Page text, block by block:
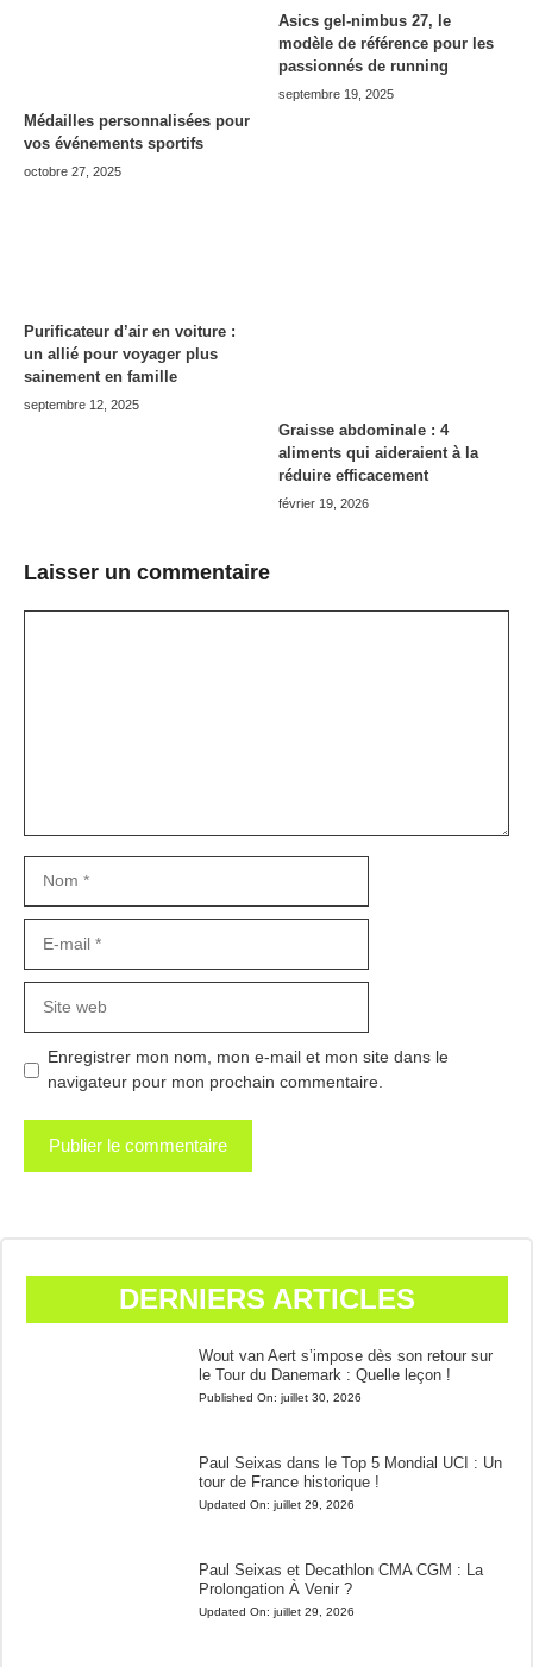
Médailles personnalisées pour
vos événements sportifs
octobre 27, 2025
Asics gel-nimbus 27, le
modèle de référence pour les
passionnés de running
septembre 19, 2025
Purificateur d’air en voiture :
un allié pour voyager plus
sainement en famille
septembre 12, 2025
Graisse abdominale : 4
aliments qui aideraient à la
réduire efficacement
février 19, 2026
Laisser un commentaire
mail
web
Enregistrer mon nom, mon e-mail et mon site dans le
navigateur pour mon prochain commentaire.
DERNIERS ARTICLES
Wout van Aert s’impose dès son retour sur
le Tour du Danemark : Quelle leçon !
Published On: juillet 30, 2026
Paul Seixas dans le Top 5 Mondial UCI : Un
tour de France historique !
Updated On: juillet 29, 2026
Paul Seixas et Decathlon CMA CGM : La
Prolongation À Venir ?
Updated On: juillet 29, 2026